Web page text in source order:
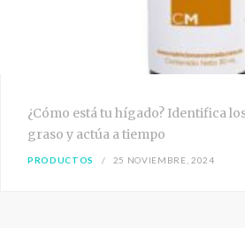
¿Cómo está tu hígado? Identifica
graso y actúa a tiempo
PRODUCTOS 25 NOVIEMBRE, 2024